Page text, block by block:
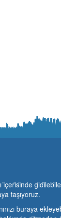
i̇çeri̇si̇nde
taşıyoruz.
buraya